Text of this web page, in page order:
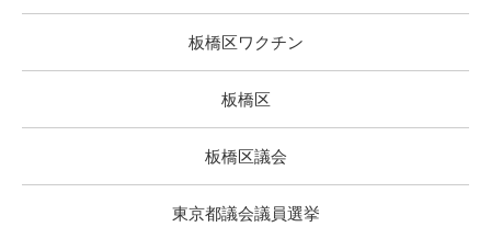
板橋区ワクチン
板橋区
板橋区議会
東京都議会議員選挙